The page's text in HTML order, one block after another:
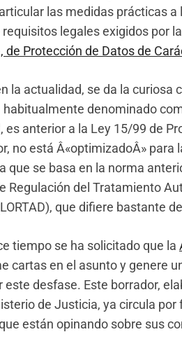
las medidas prácticas
legales exigidos por la
de Protección de Datos de
la actualidad, se da la curiosa
habitualmente denominado
es anterior a la Ley 15/99 de
no está Â«optimizadoÂ» para
que se basa en la norma
Regulación del Tratamiento
que difiere bastante
tiempo se ha solicitado que la
cartas en el asunto y genere
este desfase. Este borrador,
de Justicia, ya circula
están opinando sobre sus